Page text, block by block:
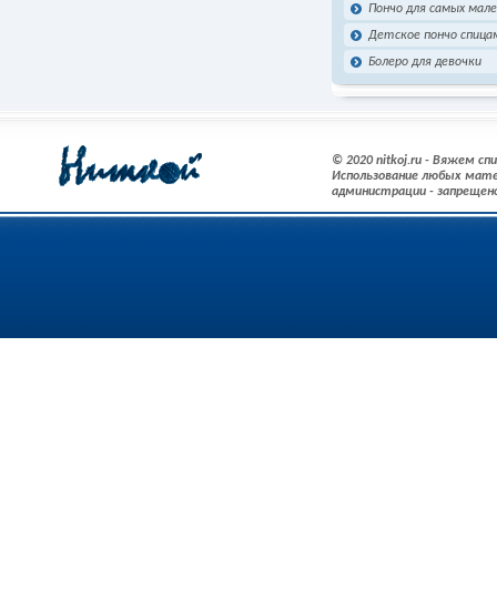
Пончо для самых
Детское пончо
Болеро для девочки
© 2020 nitkoj.ru - Вяжем
Использование любых
администрации -